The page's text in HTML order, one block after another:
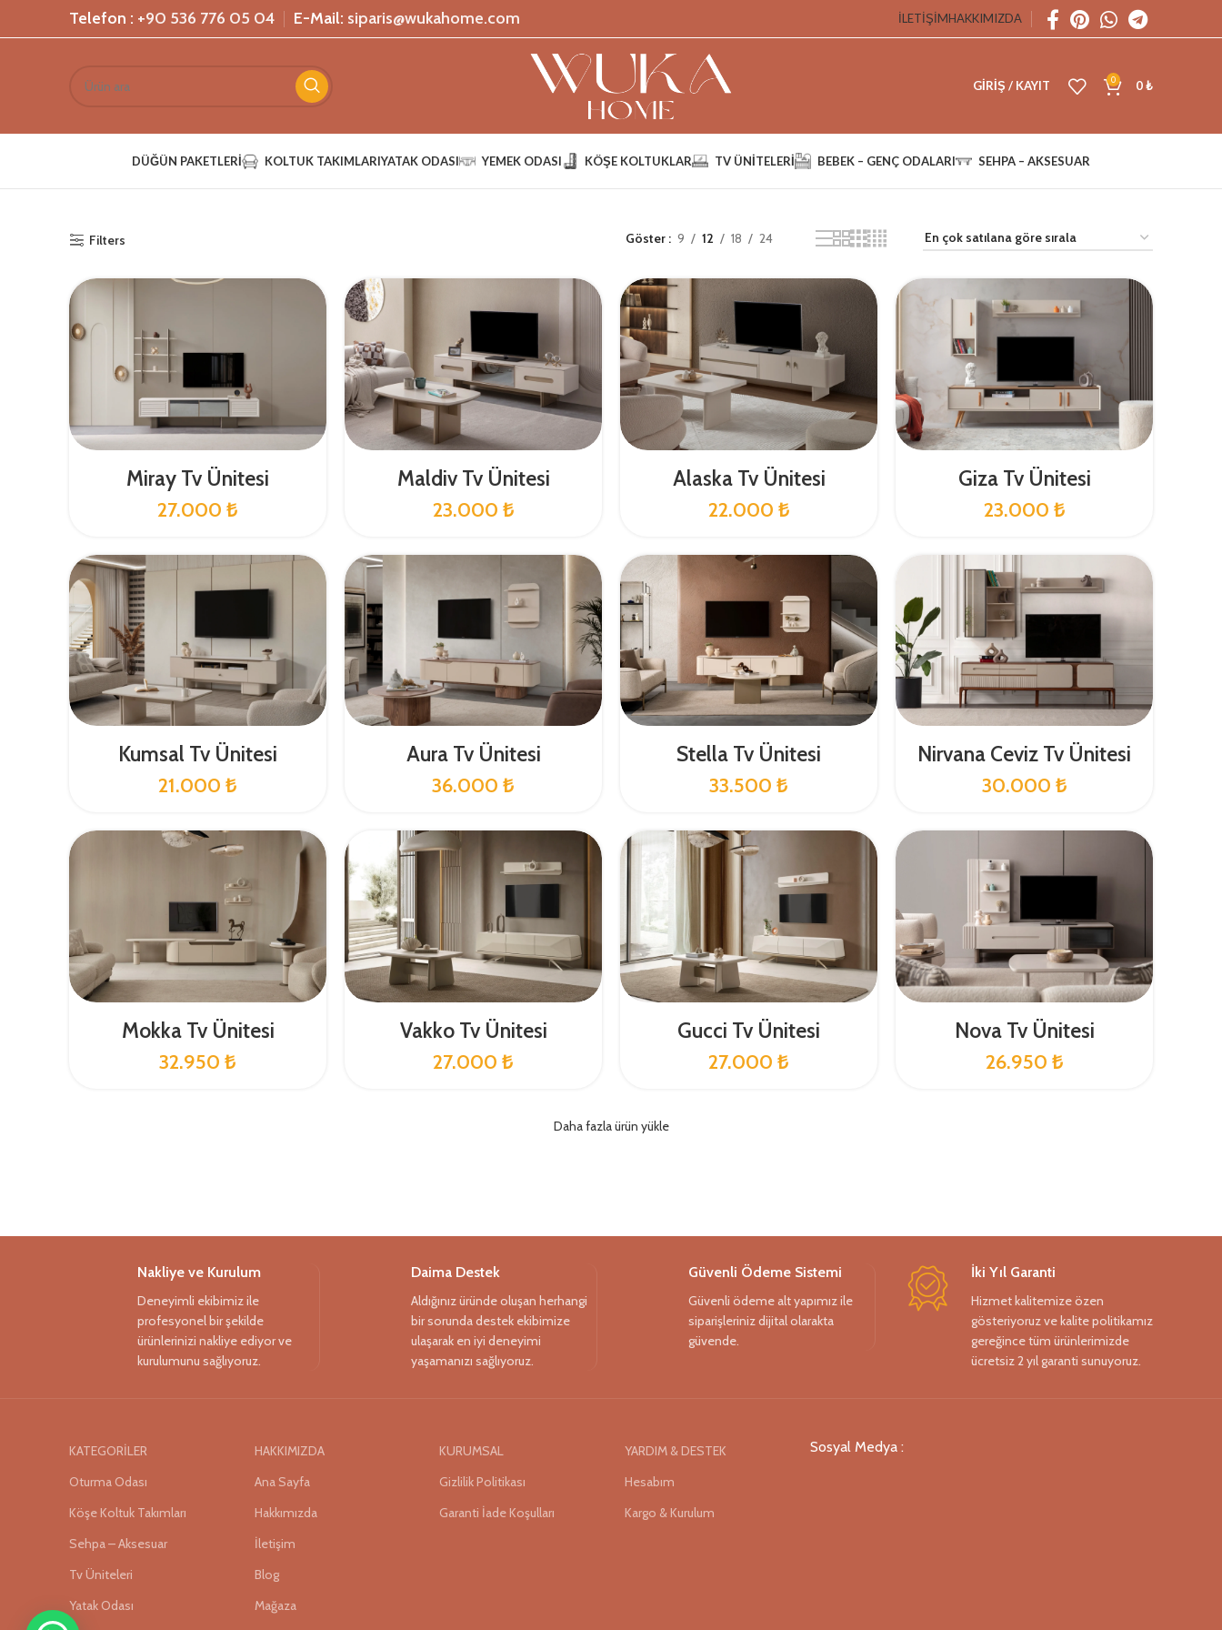
Telefon : +90 536 776 05 04 E-Mail: siparis@wukahome.com İLETIŞIMHAKKIMIZDA
GIRIŞ / KAYIT 0 0₺
DÜĞÜN PAKETLERI KOLTUK TAKIMLARIYATAK ODASI YEMEK ODASI KÖŞE KOLTUKLAR TV ÜNITELERI BEBEK – GENÇ ODALARI SEHPA – AKSESUAR
Filters Göster 9 12 18 24
Miray Tv Ünitesi
27.000 ₺
Maldiv Tv Ünitesi
23.000 ₺
Alaska Tv Ünitesi
22.000 ₺
Giza Tv Ünitesi
23.000 ₺
Kumsal Tv Ünitesi
21.000 ₺
Aura Tv Ünitesi
36.000 ₺
Stella Tv Ünitesi
33.500 ₺
Nirvana Ceviz Tv Ünitesi
30.000 ₺
Mokka Tv Ünitesi
32.950 ₺
Vakko Tv Ünitesi
27.000 ₺
Gucci Tv Ünitesi
27.000 ₺
Nova Tv Ünitesi
26.950 ₺
Daha fazla ürün yükle
Nakliye ve Kurulum
Deneyimli ekibimiz ile
profesyonel bir şekilde
ürünlerinizi nakliye ediyor ve
kurulumunu sağlıyoruz.
Daima Destek
Aldığınız üründe oluşan herhangi
bir sorunda destek ekibimize
ulaşarak en iyi deneyimi
yaşamanızı sağlıyoruz.
Güvenli Ödeme Sistemi
Güvenli ödeme alt yapımız ile
siparişleriniz dijital olarakta
güvende.
İki Yıl Garanti
Hizmet kalitemize özen
gösteriyoruz ve kalite politikamız
gereğince tüm ürünlerimizde
ücretsiz 2 yıl garanti sunuyoruz.
KATEGORİLER
Oturma Odası
Köşe Koltuk Takımları
Sehpa – Aksesuar
Tv Üniteleri
Yatak Odası
HAKKIMIZDA
Ana Sayfa
Hakkımızda
İletişim
Blog
Mağaza
KURUMSAL
Gizlilik Politikası
Garanti İade Koşulları
YARDIM & DESTEK
Hesabım
Kargo & Kurulum
Sosyal Medya :